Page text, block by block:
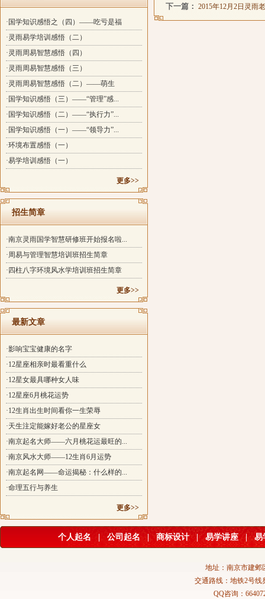
·国学知识感悟之（四）——吃亏是福
·灵雨易学培训感悟（二）
·灵雨周易智慧感悟（四）
·灵雨周易智慧感悟（三）
·灵雨周易智慧感悟（二）——萌生
·国学知识感悟（三）——“管理”感...
·国学知识感悟（二）——“执行力”...
·国学知识感悟（一）——“领导力”...
·环境布置感悟（一）
·易学培训感悟（一）
更多>>
招生简章
·南京灵雨国学智慧研修班开始报名啦...
·周易与管理智慧培训班招生简章
·四柱八字环境风水学培训班招生简章
更多>>
最新文章
·影响宝宝健康的名字
·12星座相亲时最看重什么
·12星女最具哪种女人味
·12星座6月桃花运势
·12生肖出生时间看你一生荣辱
·天生注定能嫁好老公的星座女
·南京起名大师——六月桃花运最旺的...
·南京风水大师——12生肖6月运势
·南京起名网——命运揭秘：什么样的...
·命理五行与养生
更多>>
下一篇： 2015年12月2日灵雨
个人起名 公司起名 | 商标设计 | 易学讲座 | 易
地址：南京市建邺
交通路线：地铁2号线
QQ咨询：